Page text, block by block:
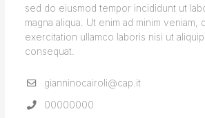
sed do eiusmod tempor incididunt ut
magna aliqua. Ut enim ad minim veniam,
exercitation ullamco laboris nisi ut
consequat.
gianninocairoli@cap.it
00000000